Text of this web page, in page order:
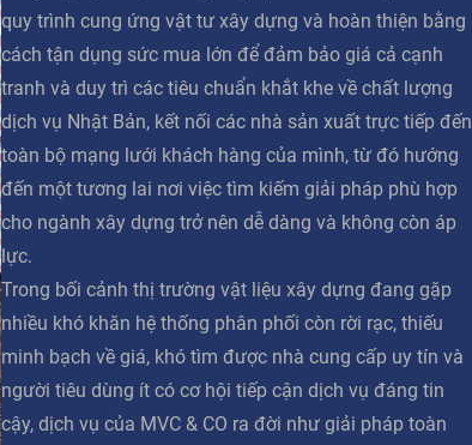
quy trình cung ứng vật tư xây dựng và hoàn thiện bằng
cách tận dụng sức mua lớn để đảm bảo giá cả cạnh
tranh và duy trì các tiêu chuẩn khắt khe về chất lượng
dịch vụ Nhật Bản, kết nối các nhà sản xuất trực tiếp đến
toàn bộ mạng lưới khách hàng của mình, từ đó hướng
đến một tương lai nơi việc tìm kiếm giải pháp phù hợp
cho ngành xây dựng trở nên dễ dàng và không còn áp
lực.
Trong bối cảnh thị trường vật liệu xây dựng đang gặp
nhiều khó khăn hệ thống phân phối còn rời rạc, thiếu
minh bạch về giá, khó tìm được nhà cung cấp uy tín và
người tiêu dùng ít có cơ hội tiếp cận dịch vụ đáng tin
cậy, dịch vụ của MVC & CO ra đời như giải pháp toàn